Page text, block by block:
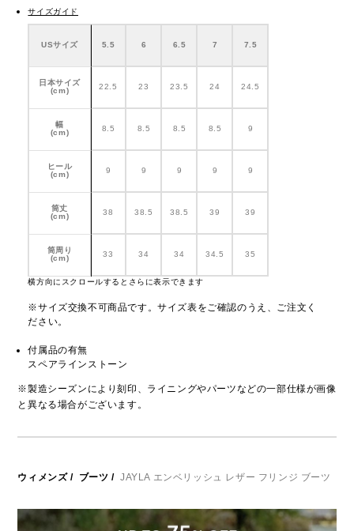
サイズガイド
USサイズ 5.5 6 6.5 7 7.5
日本サイズ
(cm)
22.5 23 23.5 24 24.5
幅
(cm)
8.5 8.5 8.5 8.5 9
ヒール
(cm)
9 9 9 9 9
筒丈
(cm)
38 38.5 38.5 39 39
筒周り
(cm)
33 34 34 34.5 35
横方向にスクロールするとさらに表示できます
※サイズ交換不可商品です。サイズ表をご確認のうえ、ご注文く
ださい。
付属品の有無
スペアラインストーン
※製造シーズンにより刻印、ライニングやパーツなどの一部仕様が画像
と異なる場合がございます。
ウィメンズ/ ブーツ / JAYLA エンベリッシュ レザー フリンジ ブーツ